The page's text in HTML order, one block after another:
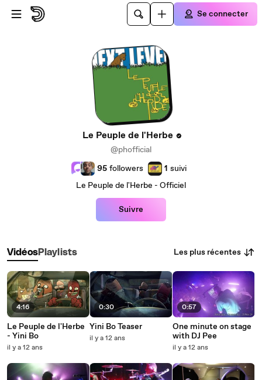
Passer au contenu principal
Se connecter
Le Peuple de l'Herbe
@phofficial
95 followers 1 suivi
Le Peuple de l'Herbe - Officiel
Suivre
VidéosPlaylists Les plus récentes
4:16
Le Peuple de l'Herbe
- Yini Bo
il y a 12 ans
0:30
Yini Bo Teaser
il y a 12 ans
0:57
One minute on stage
with DJ Pee
il y a 12 ans